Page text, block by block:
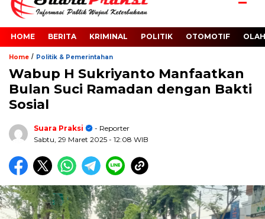
HOME BERITA KRIMINAL POLITIK OTOMOTIF
Home / Politik & Pemerintahan
Wabup H Sukriyanto Manfaatkan
Bulan Suci Ramadan dengan Bakti
Sosial
Suara Praksi
- Reporter
Sabtu, 29 Maret 2025 - 12:08 WIB